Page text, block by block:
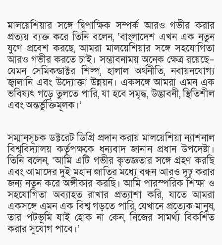
মালয়েশিয়ার সঙ্গে দ্বিপাক্ষিক সম্পর্ক আরও গভীর করার
প্রত্যয় ব্যক্ত করে তিনি বলেন, ‘বাংলাদেশ এখন এক নতুন
যুগে প্রবেশ করছে, আমরা মালয়েশিয়ার সঙ্গে সহযোগিতা
আরও গভীর করতে চাই। সম্ভাবনাময় অনেক ক্ষেত্র রয়েছে–
যেমন সেমিকন্ডাক্টর শিল্প, হালাল অর্থনীতি, নবায়নযোগ্য
জ্বালানি এবং উদ্যোক্তা উন্নয়ন। একসঙ্গে আমরা এমন এক
ভবিষ্যৎ গড়ে তুলতে পারি, যা হবে সমৃদ্ধ, উদ্ভাবনী, স্থিতিশীল
এবং অন্তর্ভুক্তিমূলক।’
সম্মানসূচক ডক্টরেট ডিগ্রি প্রদান করায় মালয়েশিয়া ন্যাশনাল
বিশ্ববিদ্যালয় কর্তৃপক্ষকে ধন্যবাদ জানান প্রধান উপদেষ্টা।
তিনি বলেন, ‘আমি এটি গভীর কৃতজ্ঞতার সঙ্গে গ্রহণ করছি
এবং আমাদের দুই মহান জাতির মধ্যে বন্ধন আরও দৃঢ় করার
জন্য নতুন করে অঙ্গীকার করছি। আমি পারস্পরিক শিক্ষা ও
সহযোগিতা অব্যাহত রাখার প্রত্যাশা করি, যাতে আমরা
একসঙ্গে এমন এক বিশ্ব গড়তে পারি, যেখানে প্রত্যেক মানুষ,
তার পটভূমি যাই হোক না কেন, নিজের সামর্থ্য বিকশিত
করার সুযোগ পাবে।’